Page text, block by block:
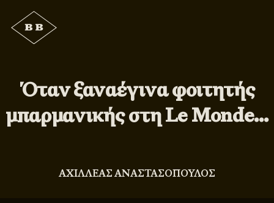
Όταν ξαναέγινα φοιτητής
μπαρμανικής στη Le Monde…
ΑΧΙΛΛΕΑΣ ΑΝΑΣΤΑΣΟΠΟΥΛΟΣ